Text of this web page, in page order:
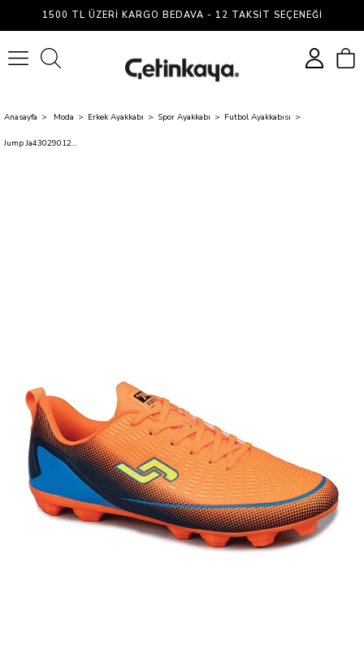
1500 TL ÜZERI KARGO BEDAVA - 12 TAKSIT SEÇENEĞI
Anasayfa Moda Erkek Ayakkabı Spor Ayakkabı Futbol Ayakkabısı
Jump Ja430290121Ft 30290 Orange/Royal/Black Filet Krampon